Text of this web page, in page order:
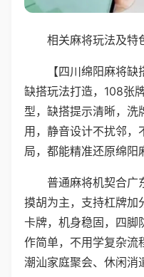
相关麻将玩法及特
【四川绵阳麻将
缺搭玩法打造，108张
型，缺搭提示清晰，洗
用，静音设计不扰邻，
局，都能精准还原绵阳
普通麻将机契合广
摸胡为主，支持杠牌加
卡牌，机身稳固，四脚
作简单，不用学复杂流
潮汕家庭聚会、休闲消